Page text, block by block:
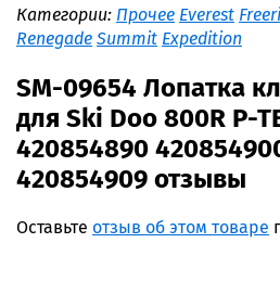
Категории: Прочее Everest
Renegade Summit Expedition
SM-09654 Лопатка
для Ski Doo 800R P-
420854890
420854909 отзывы
Оставьте отзыв об этом товаре